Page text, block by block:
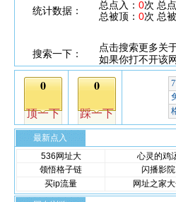
统计数据：
总点入： 0次 总
总被顶： 0次 总
搜索一下：
点击搜索更多关
如果你打不开该
最新点入
536网址大
心灵的鸡
领悟格子链
闪播影院
买ip流量
网址之家